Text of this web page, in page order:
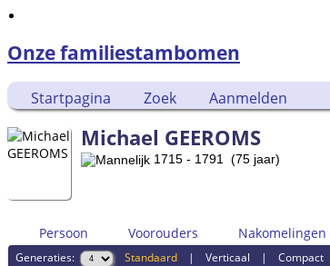
Onze familiestambomen
Startpagina Zoek Aanmelden
Michael GEEROMS
1715 - 1791 (75 jaar)
Persoon Voorouders Nakomelingen
Generaties: Standaard |Verticaal |Compact